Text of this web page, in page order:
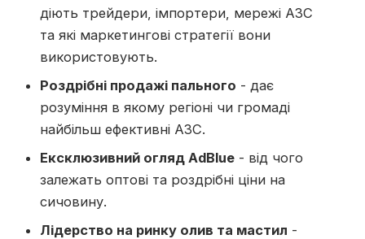
діють трейдери, імпортери, мережі АЗС
та які маркетингові стратегії вони
використовують.
Роздрібні продажі пального - дає
розуміння в якому регіоні чи громаді
найбільш ефективні АЗС.
Ексклюзивний огляд AdBlue- від чого
залежать оптові та роздрібні ціни на
сичовину.
Лідерство на ринку олив та мастил -